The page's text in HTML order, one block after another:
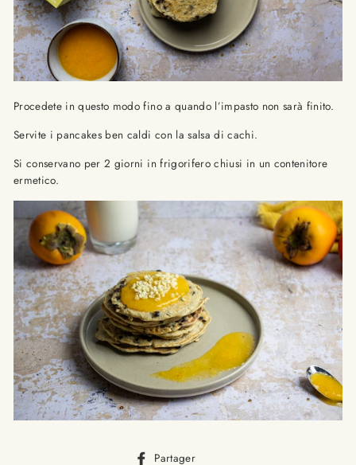
Procedete in questo modo fino a quando l’impasto non sarà finito.
Servite i pancakes ben caldi con la salsa di cachi.
Si conservano per 2 giorni in frigorifero chiusi in un contenitore
ermetico.
Partager